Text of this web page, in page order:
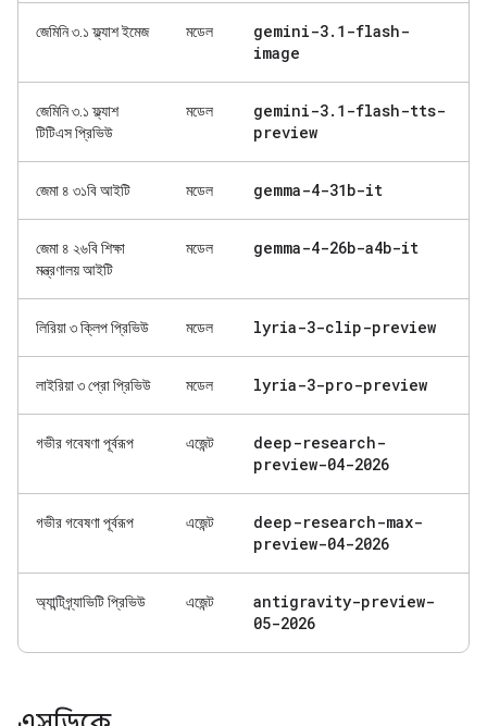
জেমিনি ৩.১ ফ্ল্যাশ ইমেজ মডেল gemini-3. 1-flash-
image
জেমিনি ৩.১ ফ্ল্যাশ
টিটিএস প্রিভিউ
মডেল gemini-3. 1-flash-tts-
preview
জেমা ৪ ৩১বি আইটি মডেল gemma-4-31b-it
জেমা ৪ ২৬বি শিক্ষা
মন্ত্রণালয় আইটি
মডেল gemma-4-26b-a4b-it
লিরিয়া ৩ ক্লিপ প্রিভিউ মডেল lyria-3-clip-preview
লাইরিয়া ৩ প্রো প্রিভিউ মডেল lyria-3-pro-preview
গভীর গবেষণা পূর্বরূপ এজেন্ট
deep-research-
preview-04-2026
গভীর গবেষণা পূর্বরূপ এজেন্ট
deep-research-max-
preview-04-2026
অ্যান্টিগ্র্যাভিটি প্রিভিউ এজেন্ট
antigravity-preview-
05-2026